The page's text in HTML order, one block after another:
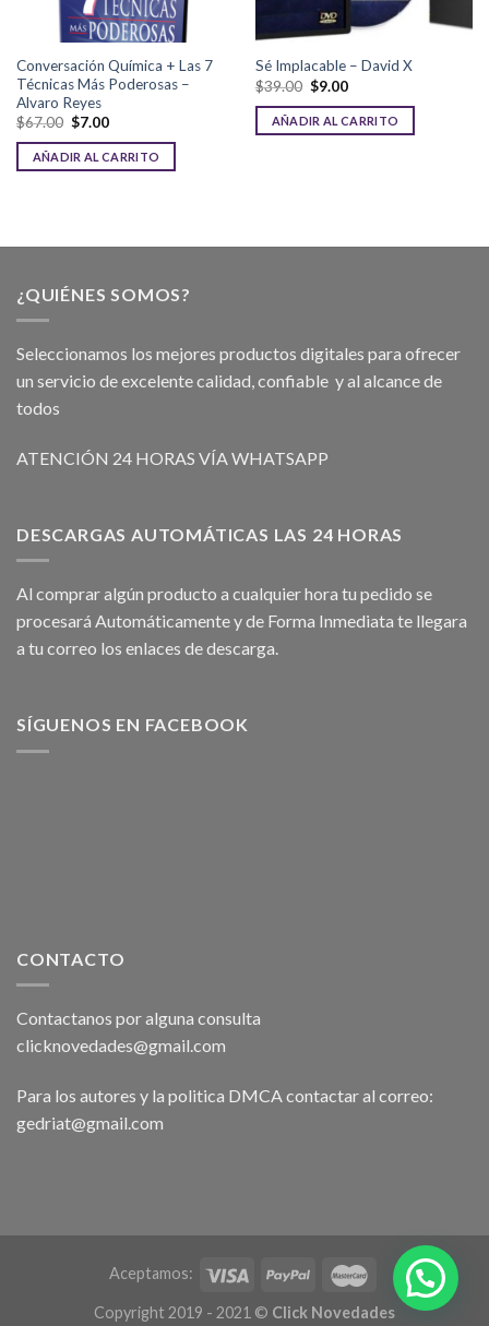
Conversación Química + Las 7
Técnicas Más Poderosas –
Alvaro Reyes
$67.00 $7.00
AÑADIR AL CARRITO
Sé Implacable – David X
$39.00 $9.00
AÑADIR AL CARRITO
¿QUIÉNES SOMOS?
Seleccionamos los mejores productos digitales para ofrecer
un servicio de excelente calidad, confiable y al alcance de
todos
ATENCIÓN 24 HORAS VÍA WHATSAPP
DESCARGAS AUTOMÁTICAS LAS 24 HORAS
Al comprar algún producto a cualquier hora tu pedido se
procesará Automáticamente y de Forma Inmediata te llegara
a tu correo los enlaces de descarga.
SÍGUENOS EN FACEBOOK
CONTACTO
Contactanos por alguna consulta
clicknovedades@gmail.com
Para los autores y la politica DMCA contactar al correo:
gedriat@gmail.com
Aceptamos:
Copyright 2019 - 2021 © Click Novedades